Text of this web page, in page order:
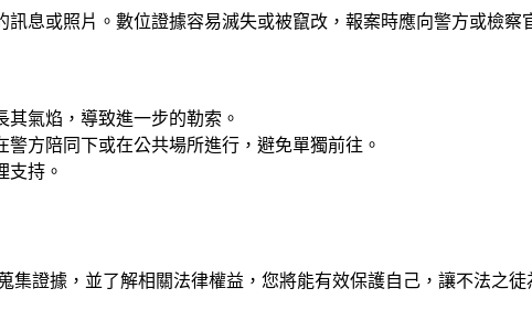
息或照片。數位證據容易滅失或被竄改，報案時應向警方或檢察
氣焰，導致進一步的勒索。
方陪同下或在公共場所進行，避免單獨前往。
支持。
證據，並了解相關法律權益，您將能有效保護自己，讓不法之